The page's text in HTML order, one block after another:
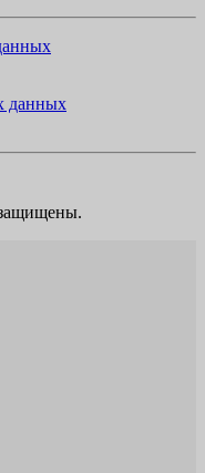
данных